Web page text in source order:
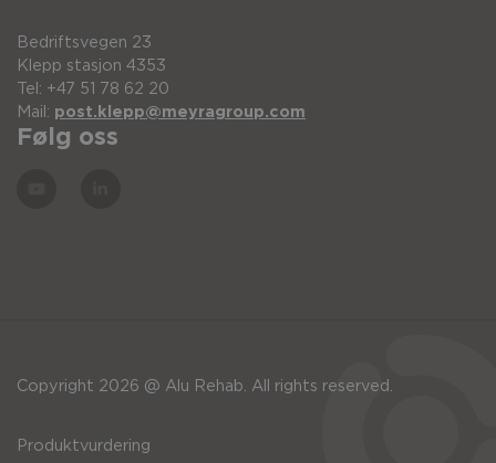
Bedriftsvegen 23
Klepp stasjon 4353
Tel: +47 51 78 62 20
Mail: post.klepp@meyragroup.com
Følg oss
Copyright 2026 @ Alu Rehab. All rights reserved.
Produktvurdering